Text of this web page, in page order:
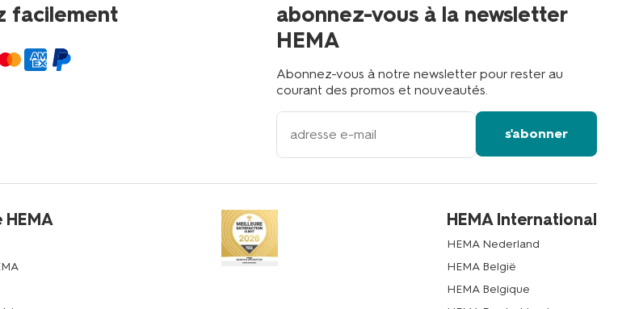
?
facilement
abonnez-vous à la newsletter
HEMA
Abonnez-vous à notre newsletter pour rester au
courant des promos et nouveautés.
votre
adresse
s'abonner
HEMA International
HEMA Nederland
HEMA België
HEMA Belgique